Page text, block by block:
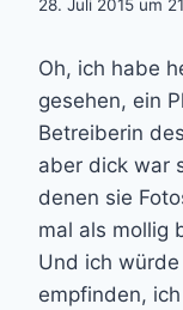
28. Juli 2015 um
Oh, ich habe
gesehen, ein
Betreiberin
aber dick war
denen sie
mal als mollig
Und ich
empfinden,